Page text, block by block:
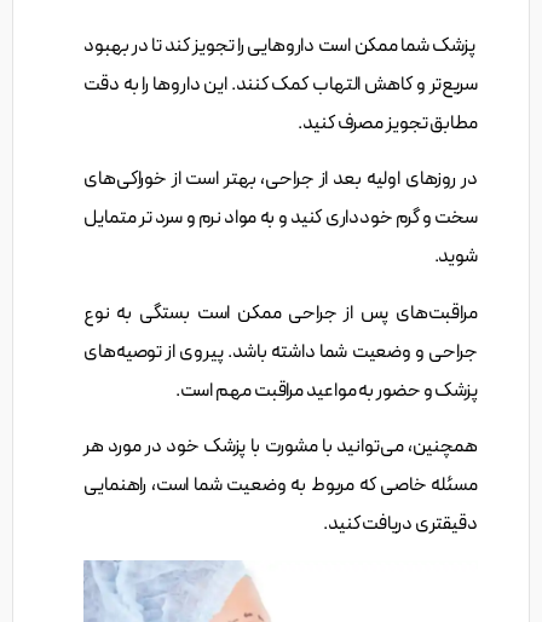
پزشک شما ممکن است داروهایی را تجویز کند تا در بهبود
سریع‌تر و کاهش التهاب کمک کنند. این داروها را به دقت
مطابق تجویز مصرف کنید.
در روزهای اولیه بعد از جراحی، بهتر است از خوراکی‌های
سخت و گرم خودداری کنید و به مواد نرم و سرد تر متمایل
شوید.
مراقبت‌های پس از جراحی ممکن است بستگی به نوع
جراحی و وضعیت شما داشته باشد. پیروی از توصیه‌های
پزشک و حضور به مواعید مراقبت مهم است.
همچنین، می‌توانید با مشورت با پزشک خود در مورد هر
مسئله خاصی که مربوط به وضعیت شما است، راهنمایی
دقیقتری دریافت کنید.